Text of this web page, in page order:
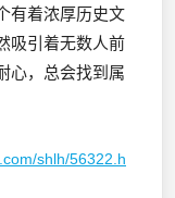
有着浓厚历史文
吸引着无数人前
心，总会找到属
shlh/56322.h